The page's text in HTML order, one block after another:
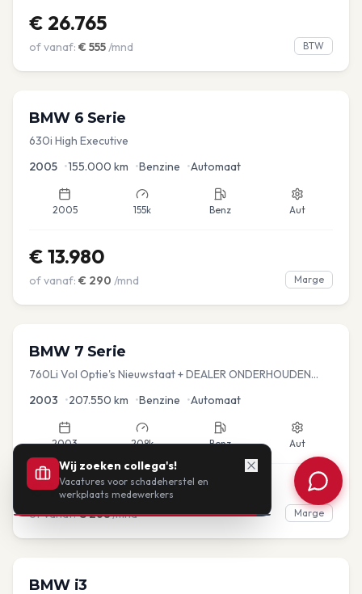
€ 26.765
of vanaf: € 555 /mnd BTW
BMW 6 Serie
630i High Executive
2005 •155.000 km •Benzine •Automaat
2005 155k Benz Aut
€ 13.980
of vanaf: € 290 /mnd Marge
BMW 7 Serie
760Li Vol Optie's Nieuwstaat + DEALER ONDERHOUDEN
2003 •207.550 km •Benzine •Automaat
2003 208k Benz Aut
€12.925
of vanaf:€268/mnd Marge
BMW i3
Wij zoeken collega's!
Vacatures voor schadeherstel en
werkplaats medewerkers